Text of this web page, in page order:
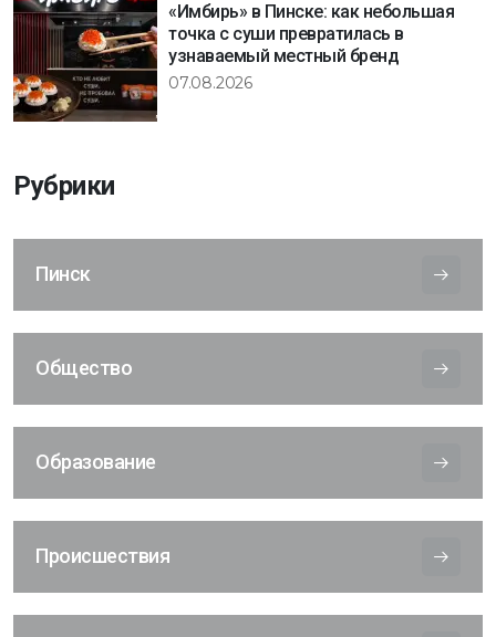
«Имбирь» в Пинске: как небольшая
точка с суши превратилась в
узнаваемый местный бренд
07.08.2026
Рубрики
Пинск
Общество
Образование
Происшествия